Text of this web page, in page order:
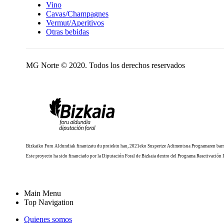
Vino
Cavas/Champagnes
Vermut/Aperitivos
Otras bebidas
MG Norte © 2020. Todos los derechos reservados
Bizkaiko Foru Aldundiak finantzatu du proiektu hau, 2021eko Suspertze Adimentsua Programaren
Este proyecto ha sido financiado por la Diputación Foral de Bizkaia dentro del Programa Reactivación
Main Menu
Top Navigation
Quienes somos